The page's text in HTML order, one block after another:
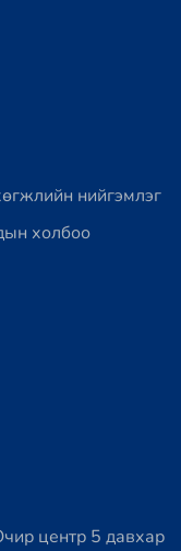
нийгэмлэг
холбоо
центр 5 давхар